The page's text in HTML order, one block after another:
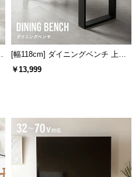
[幅118cm] ダイニングベンチ 上品
なPVCレザー×スチール脚 耐荷重2
￥13,999